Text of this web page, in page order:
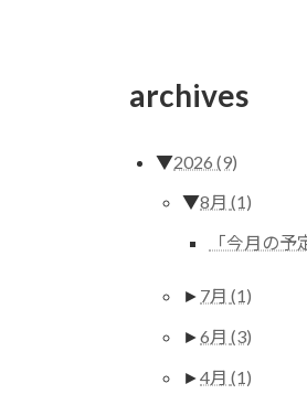
archives
▼2026 (9)
▼8月 (1)
「今月の
► 7月 (1)
►6月 (3)
►4月 (1)